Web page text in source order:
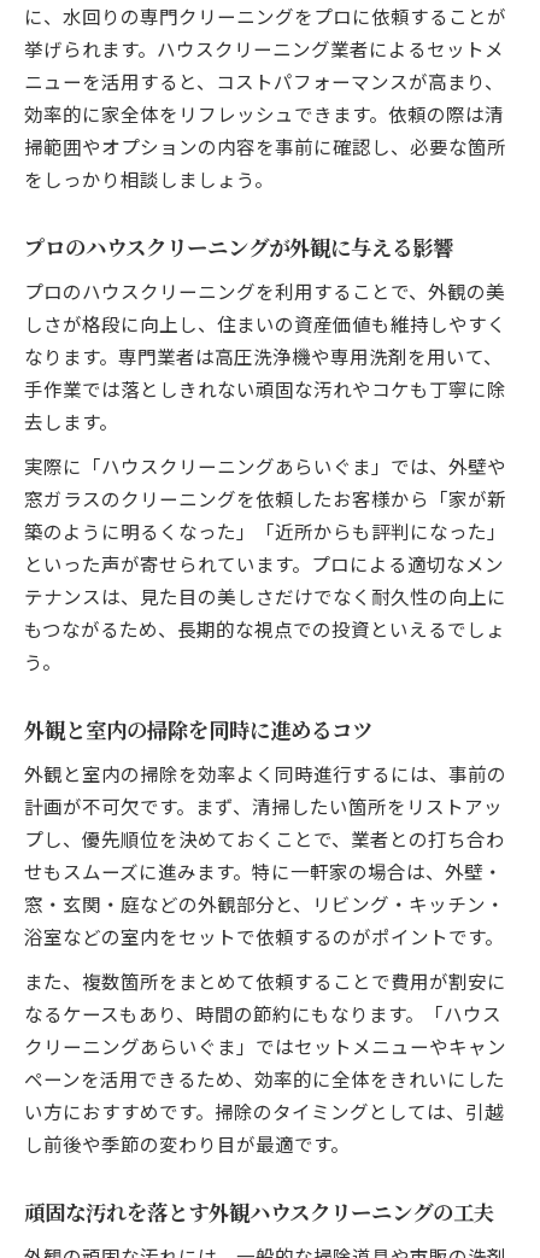
例
エアコン内部まで徹底するハウスクリーニ
ング
エアコン掃除の必要性とその費用感のポイ
ント
作業範囲と所要時間の実際を徹底検証
解説
一軒家清掃に必要な所要時間の目安とは
外観と室内清掃の作業工程の流れ
ハウスクリーニング依頼時の時間配分の考
え方
快適な住まい維持へプロ依頼のメリット
プロのハウスクリーニングで住まい快適化
を実現
外観保持に役立つプロ依頼の具体的な利点
一軒家清掃でプロを選ぶ際のメリット比較
面倒な汚れも安心できるプロの技術
に、水回りの専門クリーニングをプロに依頼することが
挙げられます。ハウスクリーニング業者によるセットメ
ニューを活用すると、コストパフォーマンスが高まり、
効率的に家全体をリフレッシュできます。依頼の際は清
掃範囲やオプションの内容を事前に確認し、必要な箇所
をしっかり相談しましょう。
プロのハウスクリーニングが外観に与える影響
プロのハウスクリーニングを利用することで、外観の美
しさが格段に向上し、住まいの資産価値も維持しやすく
なります。専門業者は高圧洗浄機や専用洗剤を用いて、
手作業では落としきれない頑固な汚れやコケも丁寧に除
去します。
実際に「ハウスクリーニングあらいぐま」では、外壁や
窓ガラスのクリーニングを依頼したお客様から「家が新
築のように明るくなった」「近所からも評判になった」
といった声が寄せられています。プロによる適切なメン
テナンスは、見た目の美しさだけでなく耐久性の向上に
もつながるため、長期的な視点での投資といえるでしょ
う。
外観と室内の掃除を同時に進めるコツ
外観と室内の掃除を効率よく同時進行するには、事前の
計画が不可欠です。まず、清掃したい箇所をリストアッ
プし、優先順位を決めておくことで、業者との打ち合わ
せもスムーズに進みます。特に一軒家の場合は、外壁・
窓・玄関・庭などの外観部分と、リビング・キッチン・
浴室などの室内をセットで依頼するのがポイントです。
また、複数箇所をまとめて依頼することで費用が割安に
なるケースもあり、時間の節約にもなります。「ハウス
クリーニングあらいぐま」ではセットメニューやキャン
ペーンを活用できるため、効率的に全体をきれいにした
い方におすすめです。掃除のタイミングとしては、引越
し前後や季節の変わり目が最適です。
頑固な汚れを落とす外観ハウスクリーニングの工夫